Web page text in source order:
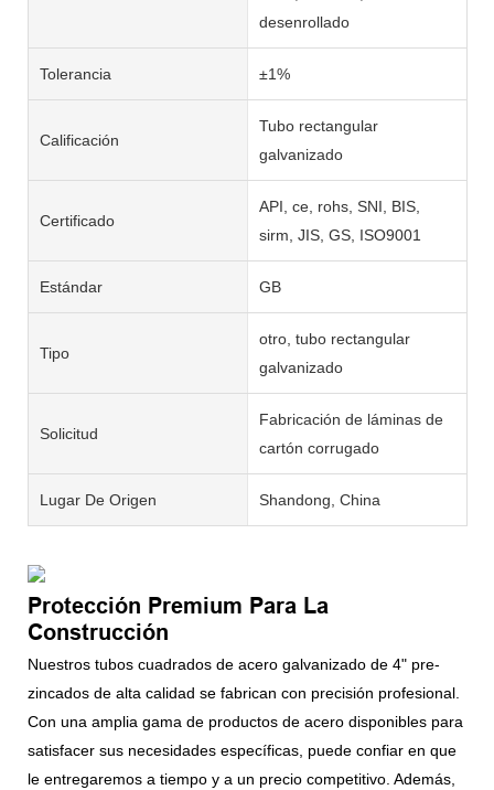
desenrollado
Tolerancia ±1%
Calificación
Tubo rectangular
galvanizado
Certificado
API, ce, rohs, SNI, BIS,
sirm, JIS, GS, ISO9001
Estándar GB
Tipo
otro, tubo rectangular
galvanizado
Solicitud
Fabricación de láminas de
cartón corrugado
Lugar De Origen Shandong, China
Protección Premium Para La
Construcción
Nuestros tubos cuadrados de acero galvanizado de 4" pre-
zincados de alta calidad se fabrican con precisión profesional.
Con una amplia gama de productos de acero disponibles para
satisfacer sus necesidades específicas, puede confiar en que
le entregaremos a tiempo y a un precio competitivo. Además,